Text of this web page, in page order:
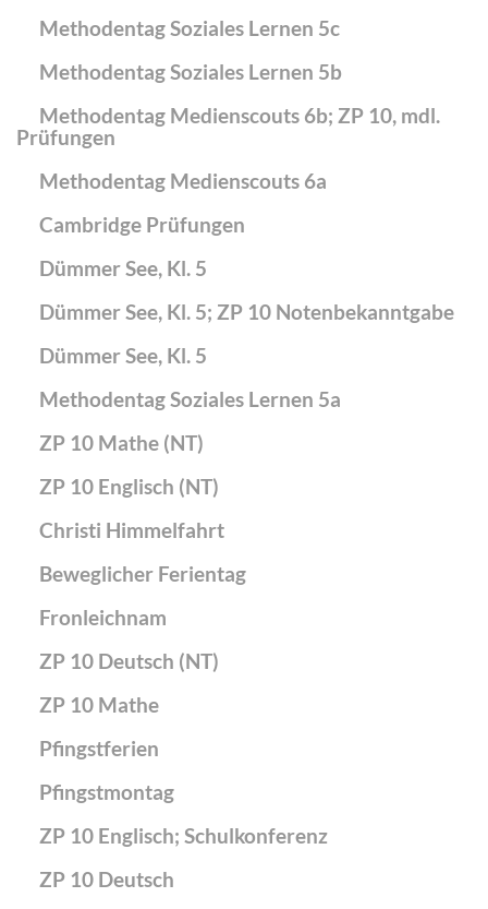
Methodentag Soziales Lernen 5c
Methodentag Soziales Lernen 5b
Methodentag Medienscouts 6b; ZP 10, mdl.
Prüfungen
Methodentag Medienscouts 6a
Cambridge Prüfungen
Dümmer See, Kl. 5
Dümmer See, Kl. 5; ZP 10 Notenbekanntgabe
Dümmer See, Kl. 5
Methodentag Soziales Lernen 5a
ZP 10 Mathe (NT)
ZP 10 Englisch (NT)
Christi Himmelfahrt
Beweglicher Ferientag
Fronleichnam
ZP 10 Deutsch (NT)
ZP 10 Mathe
Pfingstferien
Pfingstmontag
ZP 10 Englisch; Schulkonferenz
ZP 10 Deutsch